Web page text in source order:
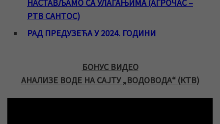
НАСТАВЉАМО СА УЛАГАЊИМА (АГРОЧАС –
РТВ САНТОС)
РАД ПРЕДУЗЕЋА У 2024. ГОДИНИ
БОНУС ВИДЕО
АНАЛИЗЕ ВОДЕ НА САЈТУ „ВОДОВОДА“ (КТВ)